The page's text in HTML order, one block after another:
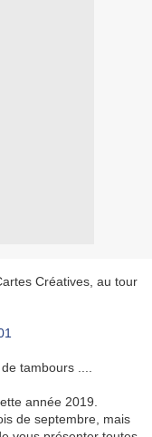
Créatives, au tour
tambours ....
année 2019.
de septembre, mais